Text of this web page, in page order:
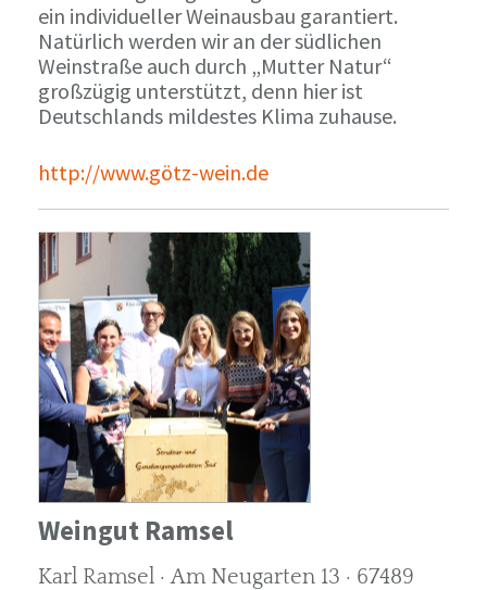
ein individueller Weinausbau garantiert.
Natürlich werden wir an der südlichen
Weinstraße auch durch „Mutter Natur“
großzügig unterstützt, denn hier ist
Deutschlands mildestes Klima zuhause.
http://www.götz-wein.de
Weingut Ramsel
Karl Ramsel · Am Neugarten 13 · 67489